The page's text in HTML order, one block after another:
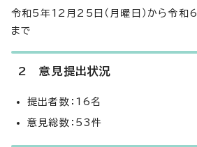
令和5年12月25日（月曜日）から令和
まで
2 意見提出状況
提出者数：16名
意見総数：53件